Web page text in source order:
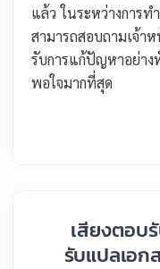
แล้ว ในระหว่างการท
สามารถสอบถามเจ้า
รับการแก้ปัญหาอย่า
พอใจมากที่สุด
เสียงตอบ
รับแปลเอ